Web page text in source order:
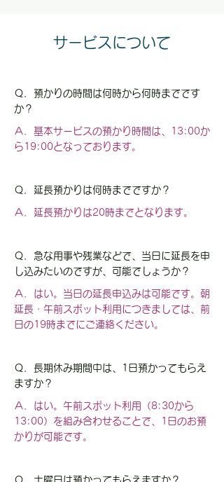
サービスについて
Ｑ．預かりの時間は何時から何時までです
か？
Ａ．基本サービスの預かり時間は ​、13:00か
ら19:00となっております。
Ｑ．延長預かりは何時までですか？
Ａ．延長預かりは20時までとなります。
Ｑ．急な用事や残業などで、当日に延長を申
し込みたいのですが、可能でしょうか？
Ａ．はい。当日の延長申込みは可能です。朝
延長・午前スポット利用につきましては、前
日の19時までにご連絡ください。
Ｑ．長期休み期間中は、1日預かってもらえ
ますか？
Ａ．はい。午前スポット利用（8:30から
13:00）を組み合わせることで、1日のお預
かりが可能です。
Ｑ．土曜日は預かってもらえますか？